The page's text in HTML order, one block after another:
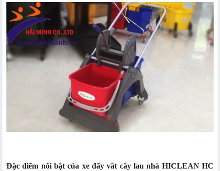
Đặc điểm nổi bật của xe đẩy vắt cây lau nhà HICLEAN HC